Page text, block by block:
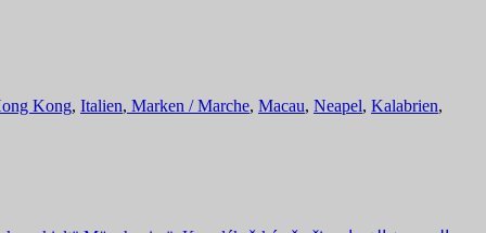
Kong, Italien, Marken / Marche, Macau, Neapel, Kalabrien,